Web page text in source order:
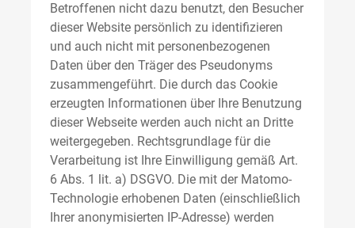
Betroffenen nicht dazu benutzt, den Besucher
dieser Website persönlich zu identifizieren
und auch nicht mit personenbezogenen
Daten über den Träger des Pseudonyms
zusammengeführt. Die durch das Cookie
erzeugten Informationen über Ihre Benutzung
dieser Webseite werden auch nicht an Dritte
weitergegeben. Rechtsgrundlage für die
Verarbeitung ist Ihre Einwilligung gemäß Art.
6 Abs. 1 lit. a) DSGVO. Die mit der Matomo-
Technologie erhobenen Daten (einschließlich
Ihrer anonymisierten IP-Adresse) werden